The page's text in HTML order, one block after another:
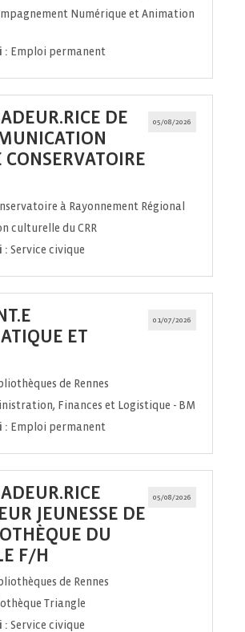
Numérique et Animation
: Emploi permanent
05/08/2026
DE
CONSERVATOIRE
à Rayonnement Régional
culturelle du CRR
: Service civique
01/07/2026
ET
de Rennes
Finances et Logistique - BM
: Emploi permanent
05/08/2026
JEUNESSE DE
DU
F/H
fenêtre)
de Rennes
Triangle
: Service civique